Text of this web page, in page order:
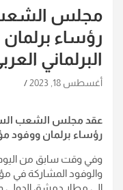
مجلس
رؤساء برلمان
البرلماني
أغسطس 18, 2023
عقد مجلس الشعب
رؤساء برلمان ووفود
وفي وقت سابق من
والوفود المشاركة في
إلى مطار دمشق الدولي